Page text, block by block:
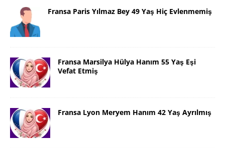
Fransa Paris Yılmaz Bey 49 Yaş Hiç Evlenmemiş
Fransa Marsilya Hülya Hanım 55 Yaş Eşi
Vefat Etmiş
Fransa Lyon Meryem Hanım 42 Yaş Ayrılmış